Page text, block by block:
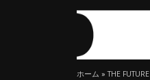
ホーム »THE FUTURE